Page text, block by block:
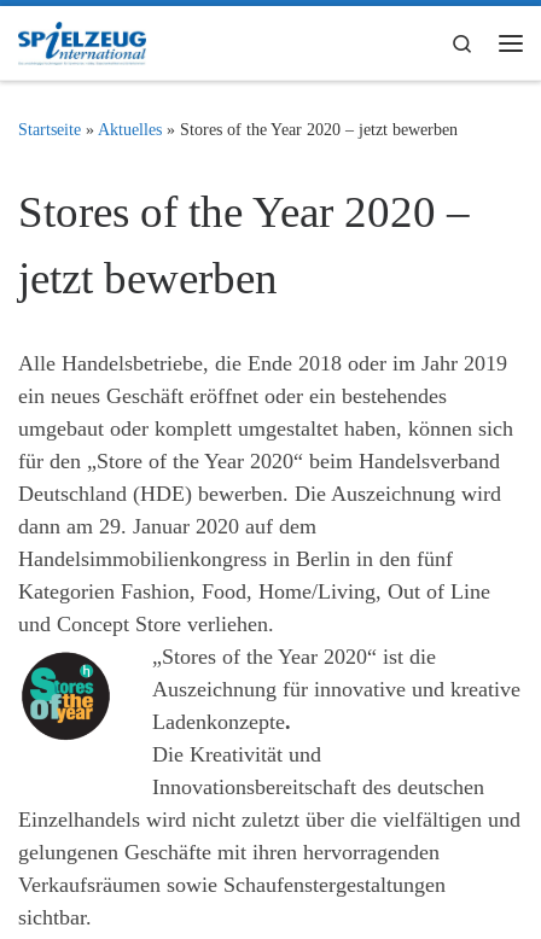
Zum Inhalt springen
Search
Startseite » Aktuelles » Stores of the Year 2020 – jetzt bewerben
Stores of the Year 2020 –
jetzt bewerben
Alle Handelsbetriebe, die Ende 2018 oder im Jahr 2019
ein neues Geschäft eröffnet oder ein bestehendes
umgebaut oder komplett umgestaltet haben, können sich
für den „Store of the Year 2020“ beim Handelsverband
Deutschland (HDE) bewerben. Die Auszeichnung wird
dann am 29. Januar 2020 auf dem
Handelsimmobilienkongress in Berlin in den fünf
Kategorien Fashion, Food, Home/Living, Out of Line
und Concept Store verliehen.
„Stores of the Year 2020“ ist die
Auszeichnung für innovative und kreative
Ladenkonzepte.
Die Kreativität und
Innovationsbereitschaft des deutschen
Einzelhandels wird nicht zuletzt über die vielfältigen und
gelungenen Geschäfte mit ihren hervorragenden
Verkaufsräumen sowie Schaufenstergestaltungen
sichtbar.